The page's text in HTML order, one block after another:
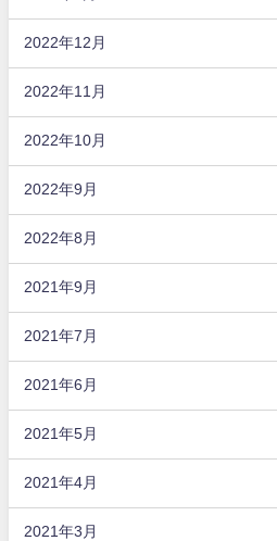
2022年12月
2022年11月
2022年10月
2022年9月
2022年8月
2021年9月
2021年7月
2021年6月
2021年5月
2021年4月
2021年3月